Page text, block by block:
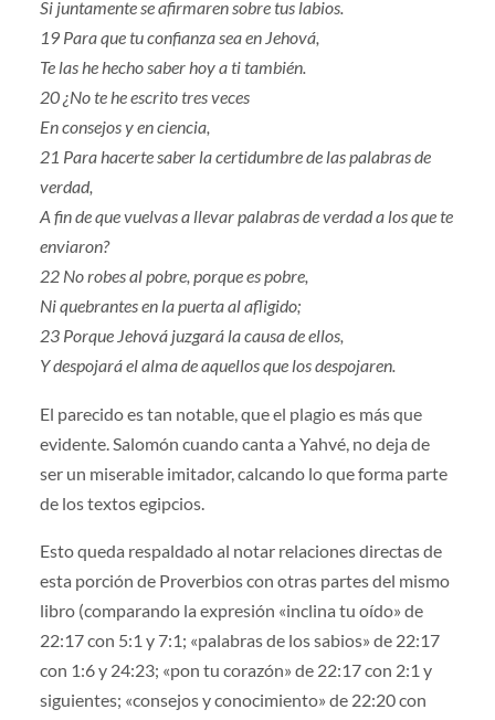
Si juntamente se afirmaren sobre tus labios.
19 Para que tu confianza sea en Jehová,
Te las he hecho saber hoy a ti también.
20 ¿No te he escrito tres veces
En consejos y en ciencia,
21 Para hacerte saber la certidumbre de las palabras de
verdad,
A fin de que vuelvas a llevar palabras de verdad a los que te
enviaron?
22 No robes al pobre, porque es pobre,
Ni quebrantes en la puerta al afligido;
23 Porque Jehová juzgará la causa de ellos,
Y despojará el alma de aquellos que los despojaren.
El parecido es tan notable, que el plagio es más que
evidente. Salomón cuando canta a Yahvé, no deja de
ser un miserable imitador, calcando lo que forma parte
de los textos egipcios.
Esto queda respaldado al notar relaciones directas de
esta porción de Proverbios con otras partes del mismo
libro (comparando la expresión «inclina tu oído» de
22:17 con 5:1 y 7:1; «palabras de los sabios» de 22:17
con 1:6 y 24:23; «pon tu corazón» de 22:17 con 2:1 y
siguientes; «consejos y conocimiento» de 22:20 con